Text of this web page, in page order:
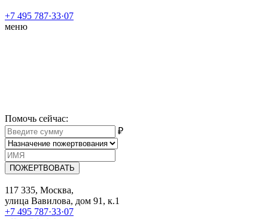
+7 495 787·33·07
меню
Помочь сейчас:
₽
ПОЖЕРТВОВАТЬ
117 335, Москва,
улица Вавилова, дом 91, к.1
+7 495 787·33·07